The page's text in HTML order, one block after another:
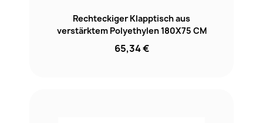
Rechteckiger Klapptisch aus
verstärktem Polyethylen 180X75 CM
65,34 €